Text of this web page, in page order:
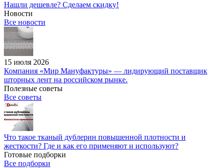
Нашли дешевле? Сделаем скидку!
Новости
Все новости
15 июля 2026
Компания «Мир Мануфактуры» — лидирующий поставщик
шторных лент на российском рынке.
Полезные советы
Все советы
Что такое тканый дублерин повышенной плотности и
жесткости? Где и как его применяют и используют?
Готовые подборки
Все подборки